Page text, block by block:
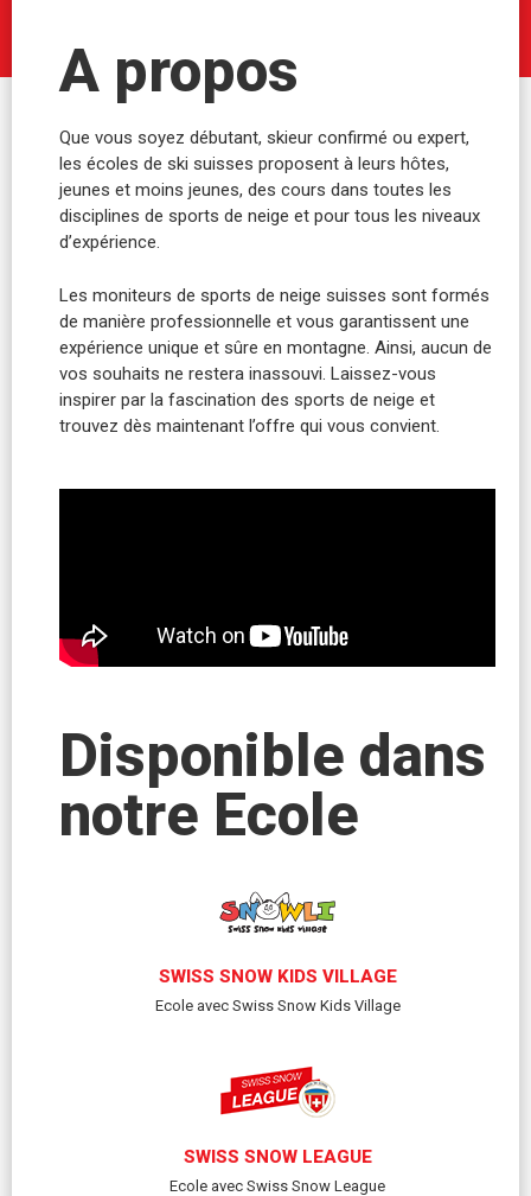
A propos
Que vous soyez débutant, skieur confirmé ou expert,
les écoles de ski suisses proposent à leurs hôtes,
jeunes et moins jeunes, des cours dans toutes les
disciplines de sports de neige et pour tous les niveaux
d’expérience.
Les moniteurs de sports de neige suisses sont formés
de manière professionnelle et vous garantissent une
expérience unique et sûre en montagne. Ainsi, aucun de
vos souhaits ne restera inassouvi. Laissez-vous
inspirer par la fascination des sports de neige et
trouvez dès maintenant l’offre qui vous convient.
Disponible dans
notre Ecole
SWISS SNOW KIDS VILLAGE
Ecole avec Swiss Snow Kids Village
SWISS SNOW LEAGUE
Ecole avec Swiss Snow League